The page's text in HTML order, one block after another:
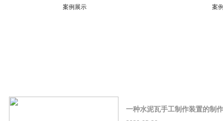
案例展示 案
一种水泥瓦手工制作装置的制